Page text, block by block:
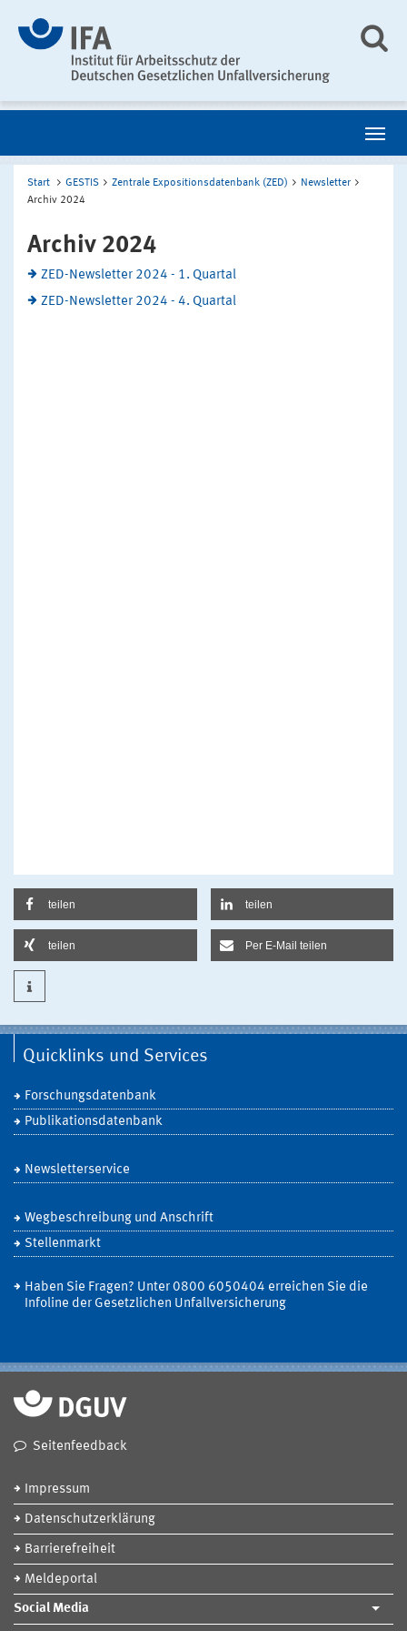
Start GESTIS Zentrale Expositionsdatenbank (ZED)
Newsletter
Archiv 2024
Archiv 2024
ZED-Newsletter 2024 - 1. Quartal
ZED-Newsletter 2024 - 4. Quartal
teilen teilen
teilen Per E-Mail teilen
Quicklinks und Services
Forschungsdatenbank
Publikationsdatenbank
Newsletterservice
Wegbeschreibung und Anschrift
Stellenmarkt
Haben Sie Fragen? Unter 0800 6050404 erreichen Sie die
Infoline der Gesetzlichen Unfallversicherung
Seitenfeedback
Impressum
Datenschutzerklärung
Barrierefreiheit
Meldeportal
Social Media